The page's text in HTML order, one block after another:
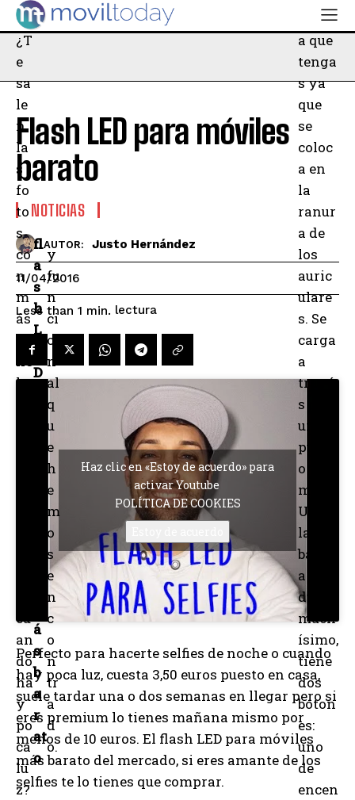
Flash LED para móviles
barato
NOTICIAS
AUTOR: Justo Hernández
11/04/2016
Less than 1 min. lectura
?
¿T
e
sa
le
n
la
s
fo
to
s
co
n
m
ás
pí
xe
le
cu
an
do
ha
y
po
ca
lu
z?
fl
a
s
h
L
E
D
á
s
b
a
r
at
o
y
fu
n
ci
o
n
al
q
u
e
h
e
m
o
s
e
n
c
o
n
tr
a
d
o.
marc
a que
tenga
s ya
que
se
coloc
a en
la
ranur
a de
los
auric
ulare
s. Se
carga
a
travé
s de
un
puert
o
micro
USB,
la
baterí
a
dura
much
ísimo,
tiene
dos
boton
es:
uno
de
encen
Haz clic en «Estoy de acuerdo» para
activar Youtube
POLÍTICA DE COOKIES
Perfecto para hacerte selfies de noche o cuando
hay poca luz, cuesta 3,50 euros puesto en casa,
suele tardar una o dos semanas en llegar pero si
eres premium lo tienes mañana mismo por
menos de 10 euros. El flash LED para móviles
más barato del mercado, si eres amante de los
selfies te lo tienes que comprar.